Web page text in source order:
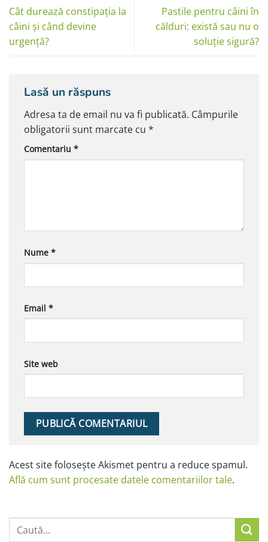
Cât durează constipația la
câini și când devine
urgență?
Pastile pentru câini în
călduri: există sau nu o
soluție sigură?
Lasă un răspuns
Adresa ta de email nu va fi publicată. Câmpurile
obligatorii sunt marcate cu *
Comentariu *
Nume *
Email *
Site web
Acest site folosește Akismet pentru a reduce spamul.
Află cum sunt procesate datele comentariilor tale.